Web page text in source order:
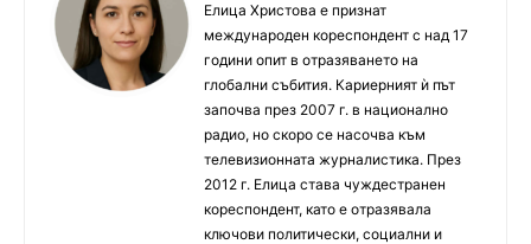
Елица Христова е признат
международен кореспондент с над 17
години опит в отразяването на
глобални събития. Кариерният ѝ път
започва през 2007 г. в национално
радио, но скоро се насочва към
телевизионната журналистика. През
2012 г. Елица става чуждестранен
кореспондент, като е отразявала
ключови политически, социални и